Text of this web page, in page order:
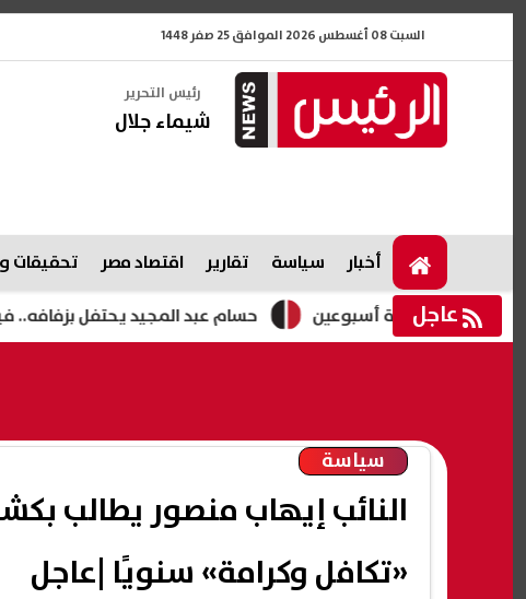
السبت 08 أغسطس 2026 الموافق 25 صفر 1448
رئيس التحرير
شيماء جلال
أخبار سياسة تقارير اقتصاد مصر تحقيقات
عاجل حسام عبد المجيد يحتفل بزفافه.. فيديوهات لمدة أسبوعين
سياسة
«تكافل وكرامة» سنويًا |عاجل